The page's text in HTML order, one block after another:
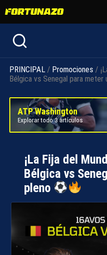
PRINCIPAL / Promociones /
Bélgica vs Senegal para meter
ATP Washington
Explorar todo 3 artículos
¡La Fija del
Bélgica vs
pleno